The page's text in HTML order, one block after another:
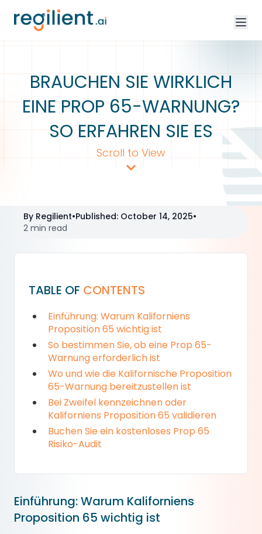
BRAUCHEN SIE WIRKLICH
EINE PROP 65-WARNUNG?
SO ERFAHREN SIE ES
Scroll to View
By Regilient•Published: October 14, 2025•
2 min read
TABLE OF CONTENTS
Einführung: Warum Kaliforniens
Proposition 65 wichtig ist
So bestimmen Sie, ob eine Prop 65-
Warnung erforderlich ist
Wo und wie die Kalifornische Proposition
65-Warnung bereitzustellen ist
Bei Zweifel kennzeichnen oder
Kaliforniens Proposition 65 validieren
Buchen Sie ein kostenloses Prop 65
Risiko-Audit
Einführung: Warum Kaliforniens
Proposition 65 wichtig ist